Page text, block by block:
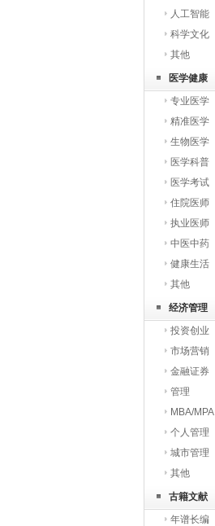
人工智能
科学文化
其他
医学健康
专业医学
精准医学
生物医学
医学科普
医学考试
住院医师
执业医师
中医中药
健康生活
其他
经济管理
投资创业
市场营销
金融证券
管理
MBA/MPA
个人管理
城市管理
其他
古籍文献
年谱长编